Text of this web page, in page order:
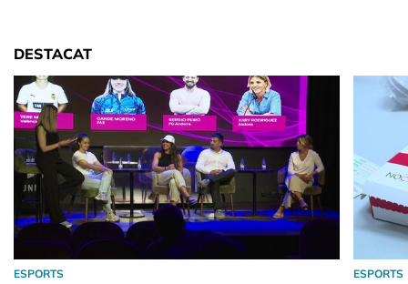
DESTACAT
ESPORTS ESPORTS